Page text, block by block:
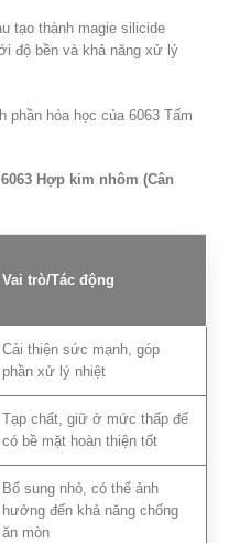
tạo thành magie silicide
độ bền và khả năng xử lý
hóa học của 6063 Tấm
Hợp kim nhôm (Cân
Vai trò/Tác động
Cải thiện sức mạnh, góp
phần xử lý nhiệt
Tạp chất, giữ ở mức thấp để
có bề mặt hoàn thiện tốt
Bổ sung nhỏ, có thể ảnh
hưởng đến khả năng chống
ăn mòn